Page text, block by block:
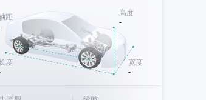
距
高度
-
度
宽度
-